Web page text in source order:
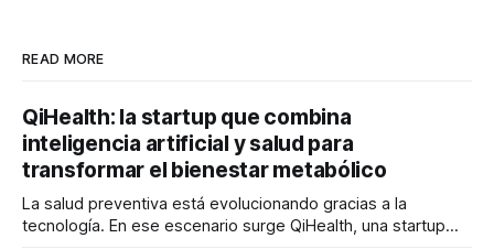
READ MORE
QiHealth: la startup que combina
inteligencia artificial y salud para
transformar el bienestar metabólico
La salud preventiva está evolucionando gracias a la
tecnología. En ese escenario surge QiHealth, una startup